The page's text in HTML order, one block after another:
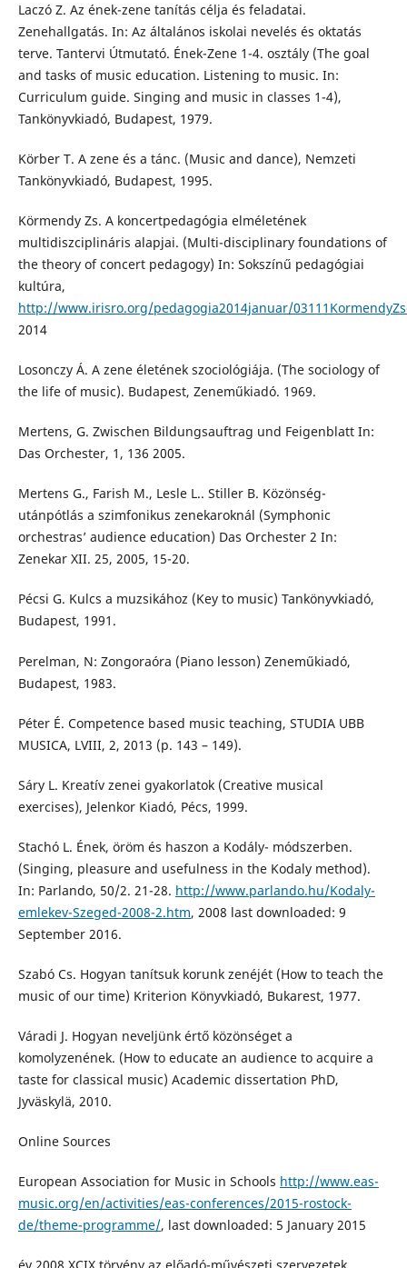
Laczó Z. Az ének-zene tanítás célja és feladatai.
Zenehallgatás. In: Az általános iskolai nevelés és oktatás
terve. Tantervi Útmutató. Ének-Zene 1-4. osztály (The goal
and tasks of music education. Listening to music. In:
Curriculum guide. Singing and music in classes 1-4),
Tankönyvkiadó, Budapest, 1979.
Körber T. A zene és a tánc. (Music and dance), Nemzeti
Tankönyvkiadó, Budapest, 1995.
Körmendy Zs. A koncertpedagógia elméletének
multidiszciplináris alapjai. (Multi-disciplinary foundations of
the theory of concert pedagogy) In: Sokszínű pedagógiai
kultúra,
http://www.irisro.org/pedagogia2014januar/
2014
Losonczy Á. A zene életének szociológiája. (The sociology of
the life of music). Budapest, Zeneműkiadó. 1969.
Mertens, G. Zwischen Bildungsauftrag und Feigenblatt In:
Das Orchester, 1, 136 2005.
Mertens G., Farish M., Lesle L.. Stiller B. Közönség-
utánpótlás a szimfonikus zenekaroknál (Symphonic
orchestras’ audience education) Das Orchester 2 In:
Zenekar XII. 25, 2005, 15-20.
Pécsi G. Kulcs a muzsikához (Key to music) Tankönyvkiadó,
Budapest, 1991.
Perelman, N: Zongoraóra (Piano lesson) Zeneműkiadó,
Budapest, 1983.
Péter É. Competence based music teaching, STUDIA UBB
MUSICA, LVIII, 2, 2013 (p. 143 – 149).
Sáry L. Kreatív zenei gyakorlatok (Creative musical
exercises), Jelenkor Kiadó, Pécs, 1999.
Stachó L. Ének, öröm és haszon a Kodály- módszerben.
(Singing, pleasure and usefulness in the Kodaly method).
In: Parlando, 50/2. 21-28. http://www.parlando.hu/Kodaly-
emlekev-Szeged-2008-2.htm, 2008 last downloaded: 9
September 2016.
Szabó Cs. Hogyan tanítsuk korunk zenéjét (How to teach the
music of our time) Kriterion Könyvkiadó, Bukarest, 1977.
Váradi J. Hogyan neveljünk értő közönséget a
komolyzenének. (How to educate an audience to acquire a
taste for classical music) Academic dissertation PhD,
Jyväskylä, 2010.
Online Sources
European Association for Music in Schools http://www.eas-
music.org/en/activities/eas-conferences/2015-rostock-
de/theme-programme/, last downloaded: 5 January 2015
év 2008 XCIX törvény az előadó-művészeti szervezetek